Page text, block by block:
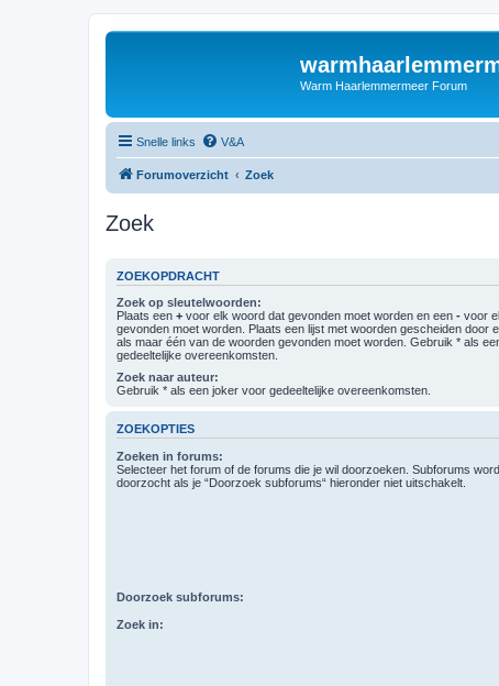
Warm Haarlemmermeer Forum
Snelle links V&A
Forumoverzicht Zoek
Zoek
ZOEKOPDRACHT
Zoek op sleutelwoorden:
Plaats een + voor elk woord dat gevonden moet worden en een - voor
gevonden moet worden. Plaats een lijst met woorden gescheiden door
als maar één van de woorden gevonden moet worden. Gebruik * als
gedeeltelijke overeenkomsten.
Zoek naar auteur:
Gebruik * als een joker voor gedeeltelijke overeenkomsten.
ZOEKOPTIES
Zoeken in forums:
Selecteer het forum of de forums die je wil doorzoeken. Subforums
doorzocht als je “Doorzoek subforums“ hieronder niet uitschakelt.
Doorzoek subforums:
Zoek in: